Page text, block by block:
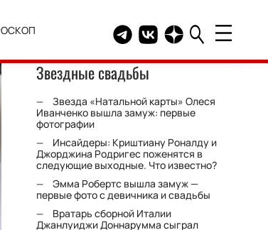
Telegram канал HELLO
Группа HELLO
Канал HELLO в
Звездные свадьбы
Звезда «Натальной карты» Олеся
Иванченко вышла замуж: первые
фотографии
Инсайдеры: Криштиану Роналду и
Джорджина Родригес поженятся в
следующие выходные. Что известно?
Эмма Робертс вышла замуж —
первые фото с девичника и свадьбы
Вратарь сборной Италии
Джанлуиджи Доннарумма сыграл